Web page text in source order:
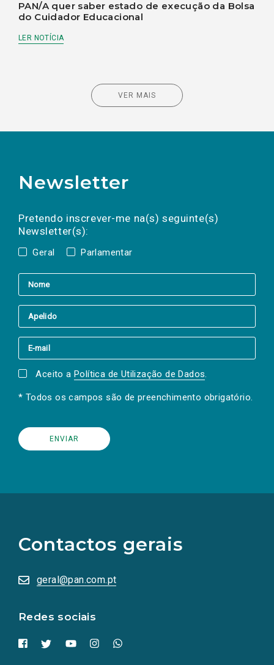
PAN/A quer saber estado de execução da Bolsa
do Cuidador Educacional
LER NOTÍCIA
VER MAIS
Newsletter
Pretendo inscrever-me na(s) seguinte(s)
Newsletter(s):
Geral Parlamentar
a(s) newsletter(s).
mail
Aceito a Política de Utilização de Dados.
* Todos os campos são de preenchimento obrigatório.
Contactos gerais
geral@pan.com.pt
Redes sociais
redes
sociais
numa
nova